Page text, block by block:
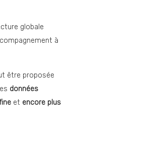
globale
à
être proposée
données
et encore plus